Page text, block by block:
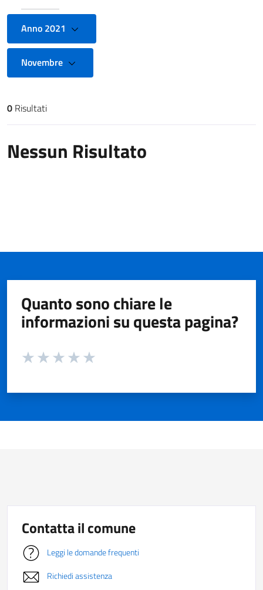
Anno 2021
Novembre
Risultati di ricerca
0 Risultati
Nessun Risultato
Quanto sono chiare le
informazioni su questa pagina?
Valuta da 1 a 5 stelle la pagina
Contatta il comune
Leggi le domande frequenti
Richiedi assistenza